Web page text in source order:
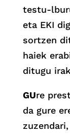
testu-
eta EKI
sortzen
haiek
ditugu
GUre
da gure